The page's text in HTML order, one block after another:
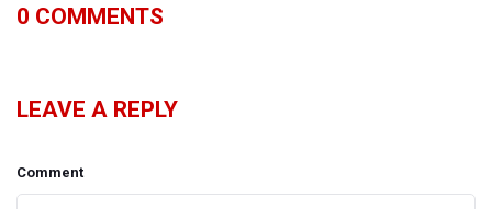
0 COMMENTS
LEAVE A REPLY
Comment